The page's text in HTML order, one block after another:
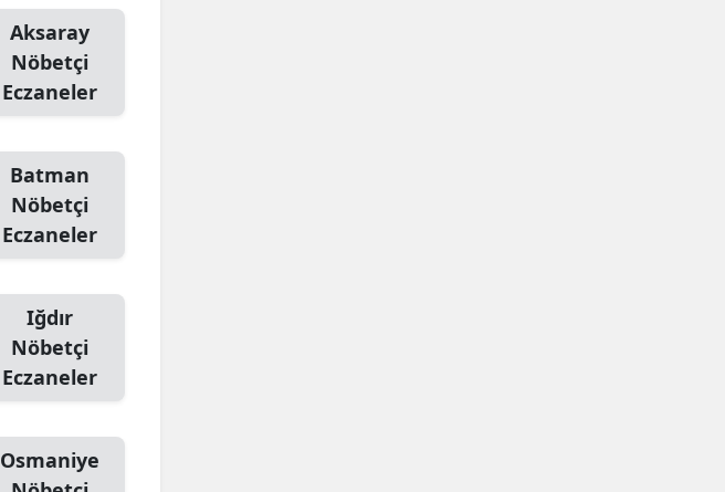
Aksaray
Nöbetçi
Eczaneler
Batman
Nöbetçi
Eczaneler
Iğdır
Nöbetçi
Eczaneler
Osmaniye